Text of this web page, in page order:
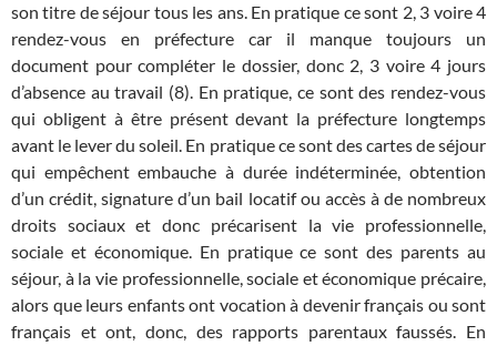
son titre de séjour tous les ans. En pratique ce sont 2, 3 voire 4
rendez-vous en préfecture car il manque toujours un
document pour compléter le dossier, donc 2, 3 voire 4 jours
d’absence au travail (8). En pratique, ce sont des rendez-vous
qui obligent à être présent devant la préfecture longtemps
avant le lever du soleil. En pratique ce sont des cartes de séjour
qui empêchent embauche à durée indéterminée, obtention
d’un crédit, signature d’un bail locatif ou accès à de nombreux
droits sociaux et donc précarisent la vie professionnelle,
sociale et économique. En pratique ce sont des parents au
séjour, à la vie professionnelle, sociale et économique précaire,
alors que leurs enfants ont vocation à devenir français ou sont
français et ont, donc, des rapports parentaux faussés. En